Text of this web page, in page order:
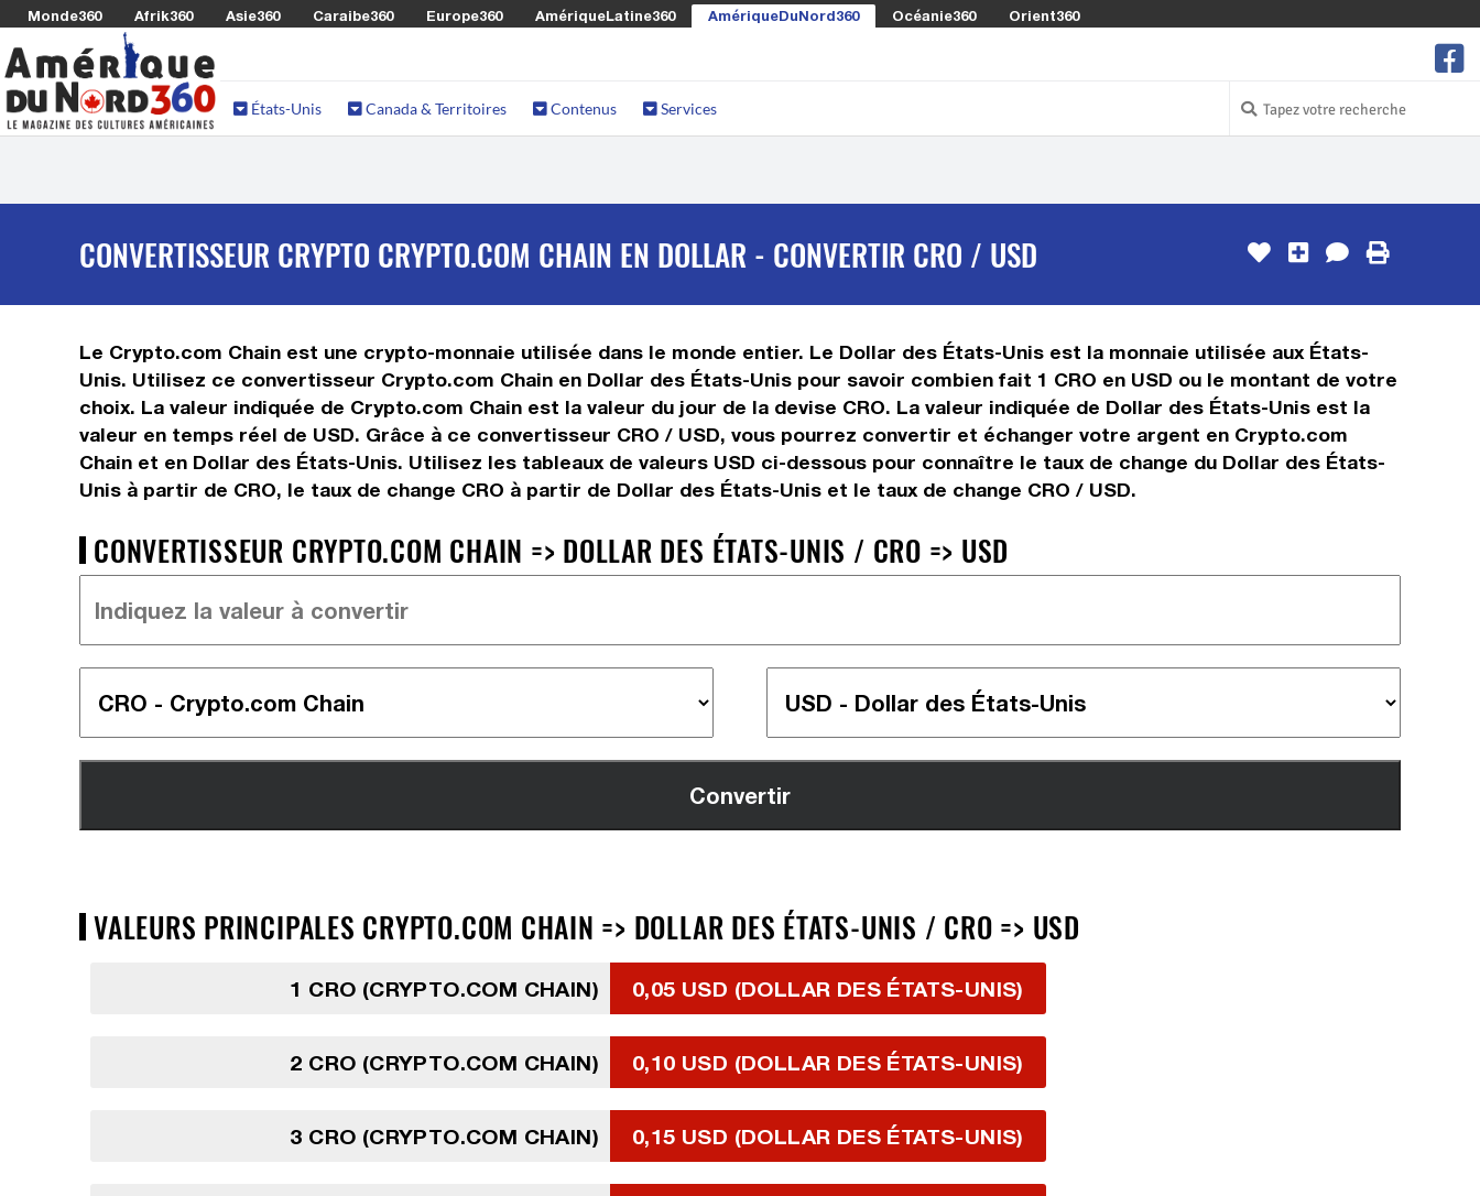
Monde360 Afrik360 Asie360 Caraibe360 Europe360 AmériqueLatine360 AmériqueDuNord360 Océanie360 Orient360
États-Unis Canada & Territoires Contenus Services
CONVERTISSEUR CRYPTO CRYPTO.COM CHAIN EN DOLLAR - CONVERTIR CRO / USD
Le Crypto.com Chain est une crypto-monnaie utilisée dans le monde entier. Le Dollar des États-Unis est la monnaie utilisée aux États-
Unis. Utilisez ce convertisseur Crypto.com Chain en Dollar des États-Unis pour savoir combien fait 1 CRO en USD ou le montant de votre
choix. La valeur indiquée de Crypto.com Chain est la valeur du jour de la devise CRO. La valeur indiquée de Dollar des États-Unis est la
valeur en temps réel de USD. Grâce à ce convertisseur CRO / USD, vous pourrez convertir et échanger votre argent en Crypto.com
Chain et en Dollar des États-Unis. Utilisez les tableaux de valeurs USD ci-dessous pour connaître le taux de change du Dollar des États-
Unis à partir de CRO, le taux de change CRO à partir de Dollar des États-Unis et le taux de change CRO / USD.
CONVERTISSEUR CRYPTO.COM CHAIN => DOLLAR DES ÉTATS-UNIS / CRO => USD
VALEURS PRINCIPALES CRYPTO.COM CHAIN => DOLLAR DES ÉTATS-UNIS / CRO => USD
1 CRO (CRYPTO.COM CHAIN) 0,05 USD (DOLLAR DES ÉTATS-UNIS)
2 CRO (CRYPTO.COM CHAIN) 0,10 USD (DOLLAR DES ÉTATS-UNIS)
3 CRO (CRYPTO.COM CHAIN) 0,15 USD (DOLLAR DES ÉTATS-UNIS)